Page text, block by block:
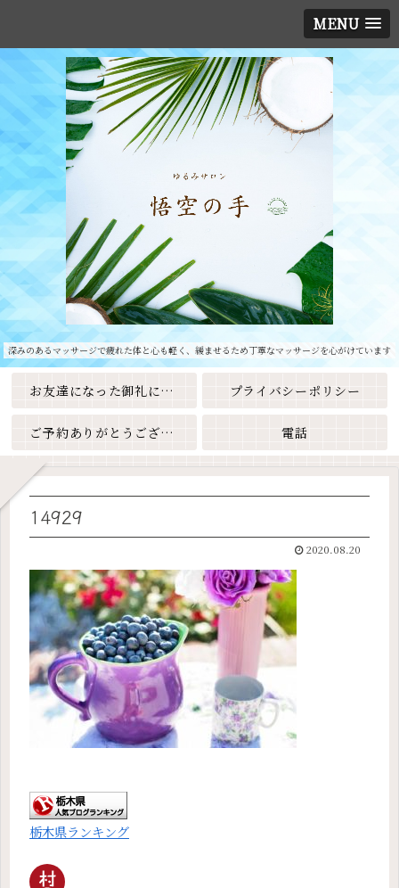
MENU
深みのあるマッサージで疲れた体と心も軽く、緩ませるため丁寧なマッサージを心がけています
お友達になった御礼に素敵なクーポンをプレゼント🎁 プライバシーポリシー
ご予約ありがとうございます 電話
14929
2020.08.20
栃木県ランキング